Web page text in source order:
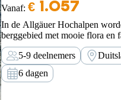
Vanaf: €1.057
In de Allgäuer Hochalpen
berggebied met mooie flora en
keukens.
5-9 deelnemers
6 dagen